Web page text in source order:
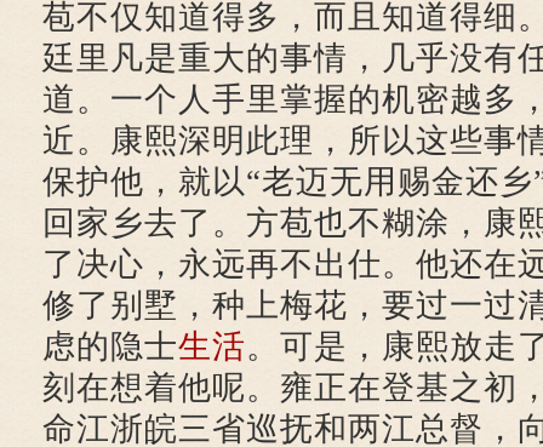
苞不仅知道得多，而且知道得细
廷里凡是重大的事情，几乎没有
道。一个人手里掌握的机密越多
近。康熙深明此理，所以这些事
保护他，就以“老迈无用赐金还
回家乡去了。方苞也不糊涂，康
了决心，永远再不出仕。他还在
修了别墅，种上梅花，要过一过
虑的隐士生活。可是，康熙放走
刻在想着他呢。雍正在登基之初
命江浙皖三省巡抚和两江总督，